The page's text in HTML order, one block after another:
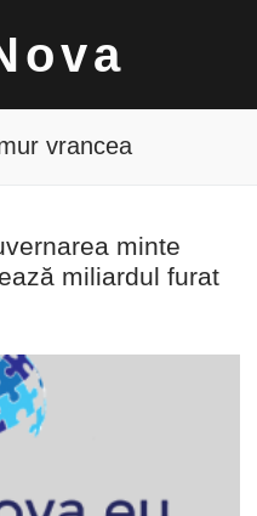
vrancea
minte
miliardul furat